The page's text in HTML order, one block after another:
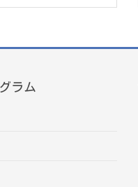
ラム